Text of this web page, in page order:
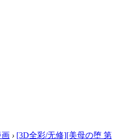
画 › [3D全彩/无修][美母の堕 第